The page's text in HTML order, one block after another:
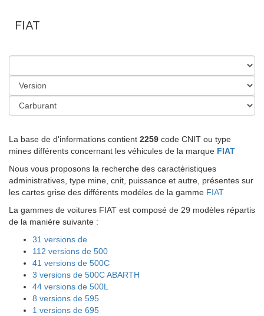
FIAT
La base de d'informations contient 2259 code CNIT ou type
mines différents concernant les véhicules de la marque FIAT
Nous vous proposons la recherche des caractèristiques
administratives, type mine, cnit, puissance et autre, présentes sur
les cartes grise des différents modéles de la gamme FIAT
La gammes de voitures FIAT est composé de 29 modèles répartis
de la manière suivante :
31 versions de
112 versions de 500
41 versions de 500C
3 versions de 500C ABARTH
44 versions de 500L
8 versions de 595
1 versions de 695